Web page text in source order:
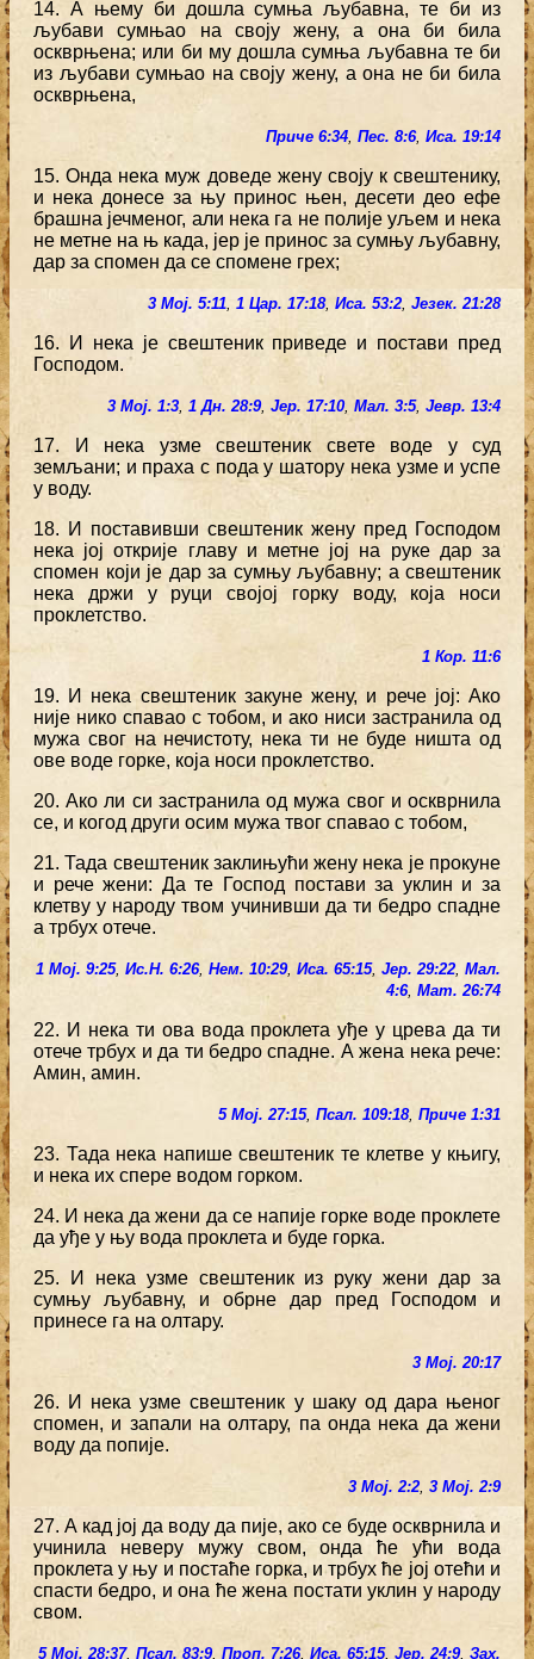
14. А њему би дошла сумња љубавна, те би из
љубави сумњао на своју жену, а она би била
оскврњена; или би му дошла сумња љубавна те би
из љубави сумњао на своју жену, а она не би била
оскврњена,
Приче 6:34, Пес. 8:6, Иса. 19:14
15. Онда нека муж доведе жену своју к свештенику,
и нека донесе за њу принос њен, десети део ефе
брашна јечменог, али нека га не полије уљем и нека
не метне на њ када, јер је принос за сумњу љубавну,
дар за спомен да се спомене грех;
3 Мој. 5:11, 1 Цар. 17:18, Иса. 53:2, Језек. 21:28
16. И нека је свештеник приведе и постави пред
Господом.
3 Мој. 1:3, 1 Дн. 28:9, Јер. 17:10, Мал. 3:5, Јевр. 13:4
17. И нека узме свештеник свете воде у суд
земљани; и праха с пода у шатору нека узме и успе
у воду.
18. И поставивши свештеник жену пред Господом
нека јој открије главу и метне јој на руке дар за
спомен који је дар за сумњу љубавну; а свештеник
нека држи у руци својој горку воду, која носи
проклетство.
1 Кор. 11:6
19. И нека свештеник закуне жену, и рече јој: Ако
није нико спавао с тобом, и ако ниси застранила од
мужа свог на нечистоту, нека ти не буде ништа од
ове воде горке, која носи проклетство.
20. Ако ли си застранила од мужа свог и оскврнила
се, и когод други осим мужа твог спавао с тобом,
21. Тада свештеник заклињући жену нека је прокуне
и рече жени: Да те Господ постави за уклин и за
клетву у народу твом учинивши да ти бедро спадне
а трбух отече.
1 Мој. 9:25, Ис.Н. 6:26, Нем. 10:29, Иса. 65:15, Јер. 29:22, Мал.
4:6, Мат. 26:74
22. И нека ти ова вода проклета уђе у црева да ти
отече трбух и да ти бедро спадне. А жена нека рече:
Амин, амин.
5 Мој. 27:15, Псал. 109:18, Приче 1:31
23. Тада нека напише свештеник те клетве у књигу,
и нека их спере водом горком.
24. И нека да жени да се напије горке воде проклете
да уђе у њу вода проклета и буде горка.
25. И нека узме свештеник из руку жени дар за
сумњу љубавну, и обрне дар пред Господом и
принесе га на олтару.
3 Мој. 20:17
26. И нека узме свештеник у шаку од дара њеног
спомен, и запали на олтару, па онда нека да жени
воду да попије.
3 Мој. 2:2, 3 Мој. 2:9
27. А кад јој да воду да пије, ако се буде оскврнила и
учинила неверу мужу свом, онда ће ући вода
проклета у њу и постаће горка, и трбух ће јој отећи и
спасти бедро, и она ће жена постати уклин у народу
свом.
5 Мој. 28:37, Псал. 83:9, Проп. 7:26, Иса. 65:15, Јер. 24:9, Зах.